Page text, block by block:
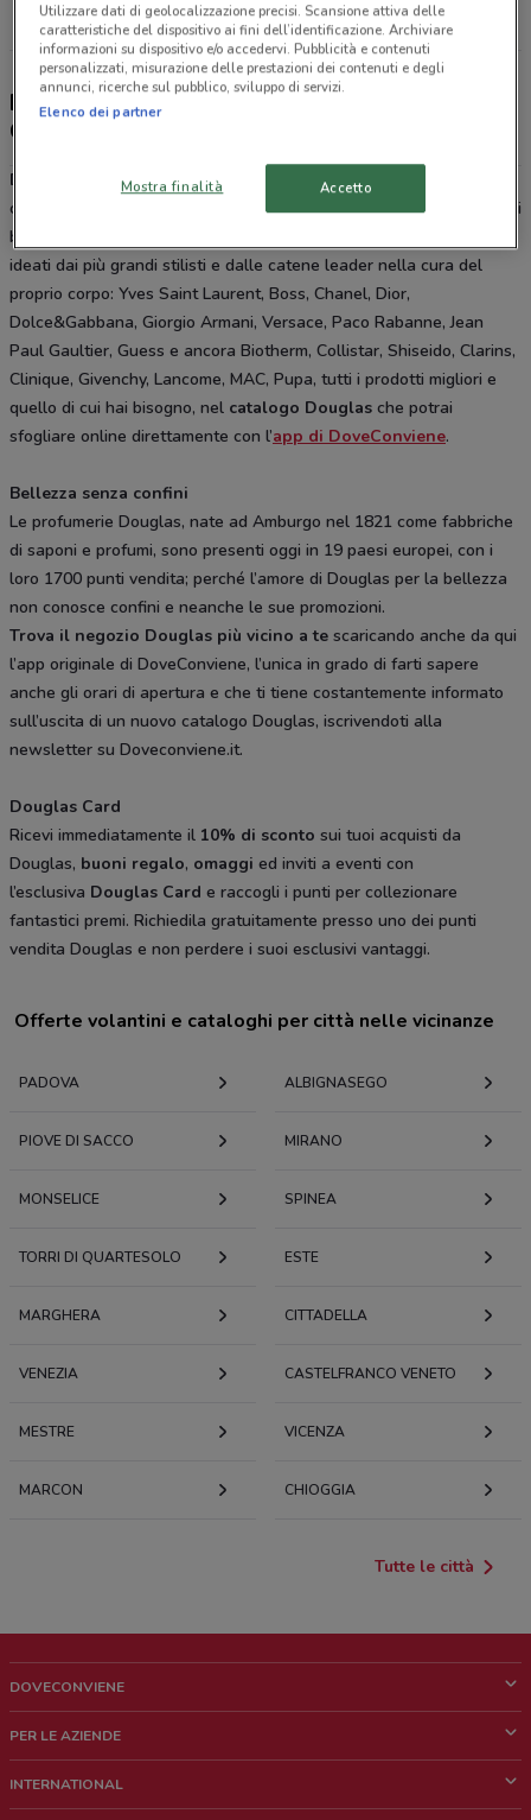
Tutti i negozi Douglas
Douglas - sconti e offerte, negozi e Douglas
Card
Douglas
è una catena che si occupa della vendita di profumi,
cosmetici, articoli di make up e accessori: tutto ciò che è sinonimo di
bellezza e di benessere. Da Douglas solo i profumi e i trattamenti
ideati dai più grandi stilisti e dalle catene leader nella cura del
proprio corpo: Yves Saint Laurent, Boss, Chanel, Dior,
Dolce&Gabbana, Giorgio Armani, Versace, Paco Rabanne, Jean
Paul Gaultier, Guess e ancora Biotherm, Collistar, Shiseido, Clarins,
Clinique, Givenchy, Lancome, MAC, Pupa, tutti i prodotti migliori e
quello di cui hai bisogno, nel catalogo Douglas che potrai
sfogliare online direttamente con l’app di DoveConviene.
Bellezza senza confini
Le profumerie Douglas, nate ad Amburgo nel 1821 come fabbriche
di saponi e profumi, sono presenti oggi in 19 paesi europei, con i
loro 1700 punti vendita; perché l’amore di Douglas per la bellezza
non conosce confini e neanche le sue promozioni.
Trova il negozio Douglas più vicino a te scaricando anche da qui
l’app originale di DoveConviene, l’unica in grado di farti sapere
anche gli orari di apertura e che ti tiene costantemente informato
sull’uscita di un nuovo catalogo Douglas, iscrivendoti alla
newsletter su Doveconviene.it.
Douglas Card
Ricevi immediatamente il 10% di sconto sui tuoi acquisti da
Douglas, buoni regalo, omaggi ed inviti a eventi con
l’esclusiva Douglas Card e raccogli i punti per collezionare
fantastici premi. Richiedila gratuitamente presso uno dei punti
vendita Douglas e non perdere i suoi esclusivi vantaggi.
Offerte volantini e cataloghi per città nelle vicinanze
PADOVA ALBIGNASEGO
PIOVE DI SACCO MIRANO
MONSELICE SPINEA
TORRI DI QUARTESOLO ESTE
MARGHERA CITTADELLA
VENEZIA CASTELFRANCO VENETO
MESTRE VICENZA
MARCON CHIOGGIA
Tutte le città
DOVECONVIENE
Chi siamo
PER LE AZIENDE
Richieste commerciali e marketing
INTERNATIONAL
Utilizzare dati di geolocalizzazione precisi. Scansione attiva delle
caratteristiche del dispositivo ai fini dell’identificazione. Archiviare
informazioni su dispositivo e/o accedervi. Pubblicità e contenuti
personalizzati, misurazione delle prestazioni dei contenuti e degli
annunci, ricerche sul pubblico, sviluppo di servizi.
Elenco dei partner
Mostra finalità Accetto